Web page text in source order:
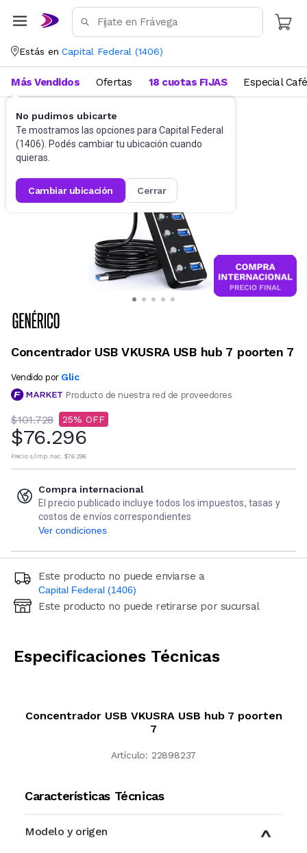
Estás en Capital Federal (1406)
No pudimos ubicarte
Te mostramos las opciones para Capital Federal
(1406). Podés cambiar tu ubicación cuando
quieras.
cambiar ubicación cerrar
Más Vendidos Ofertas 18 cuotas FIJAS Especial Café
Accesorios de Informática
Concentrador USB VKUSRA USB hub 7 poorten 7
Vendido por Glic
Producto de nuestra red de proveedores
$101.728 25
$76.296
Precio s/imp. nac. $76.296
Compra internacional
El precio publicado incluye todos los impuestos, tasas y
costos de envíos correspondientes
Ver condiciones
Este producto no puede enviarse a
Capital Federal (1406)
Ingresá código postal (sólo números)
Este producto no puede retirarse por sucursal
Especificaciones Técnicas
Concentrador USB VKUSRA USB hub 7 poorten
7
Artículo: 22898237
Características Técnicas
Modelo y origen